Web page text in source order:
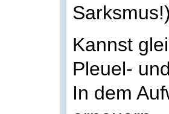
Sarksmus!)
Kannst
Pleuel-
In dem